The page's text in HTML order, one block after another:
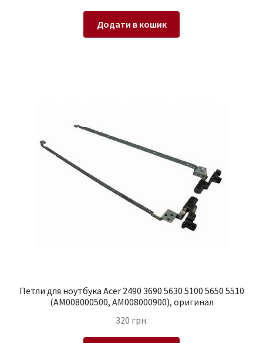
Додати в кошик
Петли для ноутбука Acer 2490 3690 5630 5100 5650 5510
(AM008000500, AM008000900), оригинал
320 грн.